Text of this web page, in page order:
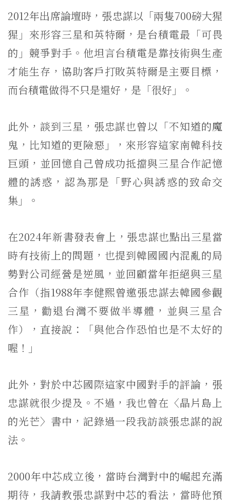
2012年出席論壇時，張忠謀以「兩隻700磅大猩
猩」來形容三星和英特爾，是台積電最「可畏
的」競爭對手。他坦言台積電是靠技術與生產
才能生存，協助客戶打敗英特爾是主要目標，
而台積電做得不只是還好，是「很好」。
此外，談到三星，張忠謀也曾以「不知道的魔
鬼，比知道的更險惡」，來形容這家南韓科技
巨頭，並回憶自己曾成功抵擋與三星合作記憶
體的誘惑，認為那是「野心與誘惑的致命交
集」。
在2024年新書發表會上，張忠謀也點出三星當
時有技術上的問題，也提到韓國國內混亂的局
勢對公司經營是逆風，並回顧當年拒絕與三星
合作（指1988年李健熙曾邀張忠謀去韓國參觀
三星，勸退台灣不要做半導體，並與三星合
作），直接說：「與他合作恐怕也是不太好的
喔！」
此外，對於中芯國際這家中國對手的評論，張
忠謀就很少提及。不過，我也曾在〈晶片島上
的光芒〉書中，記錄過一段我訪談張忠謀的說
法。
2000年中芯成立後，當時台灣對中的崛起充滿
期待，我請教張忠謀對中芯的看法，當時他預